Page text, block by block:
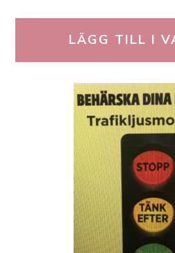
LÄGG TILL I